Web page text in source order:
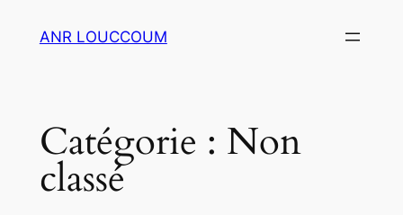
ANR LOUCCOUM
Catégorie : Non
classé